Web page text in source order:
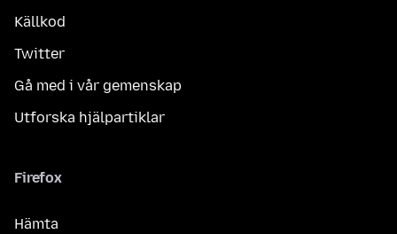
Källkod
Twitter
Gå med i vår gemenskap
Utforska hjälpartiklar
Firefox
Hämta